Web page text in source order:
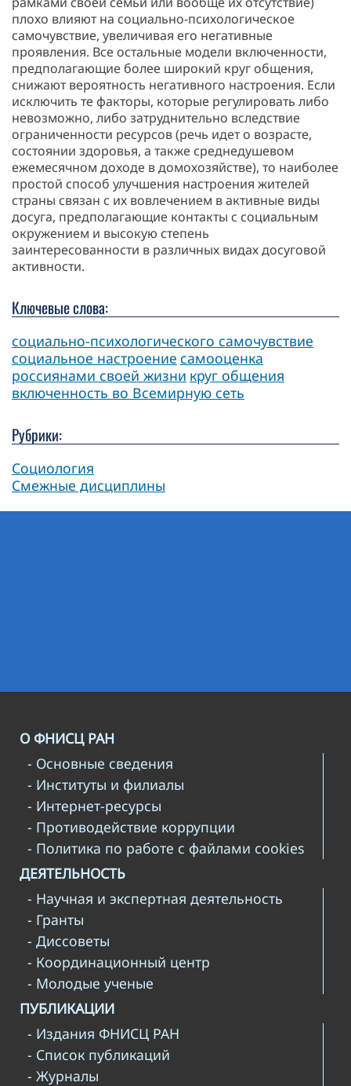
плохо влияют на социально-психологическое
самочувствие, увеличивая его негативные
проявления. Все остальные модели включенности,
предполагающие более широкий круг общения,
снижают вероятность негативного настроения. Если
исключить те факторы, которые регулировать либо
невозможно, либо затруднительно вследствие
ограниченности ресурсов (речь идет о возрасте,
состоянии здоровья, а также среднедушевом
ежемесячном доходе в домохозяйстве), то наиболее
простой способ улучшения настроения жителей
страны связан с их вовлечением в активные виды
досуга, предполагающие контакты с социальным
окружением и высокую степень
заинтересованности в различных видах досуговой
активности.
Ключевые слова:
социально-психологического самочувствие
социальное настроение самооценка
россиянами своей жизни круг общения
включенность во Всемирную сеть
Рубрики:
Социология
Смежные дисциплины
О ФНИСЦ РАН
- Основные сведения
- Институты и филиалы
- Интернет-ресурсы
- Противодействие коррупции
- Политика по работе с файлами cookies
ДЕЯТЕЛЬНОСТЬ
- Научная и экспертная деятельность
- Гранты
- Диссоветы
- Координационный центр
- Молодые ученые
ПУБЛИКАЦИИ
- Издания ФНИСЦ РАН
- Список публикаций
- Журналы